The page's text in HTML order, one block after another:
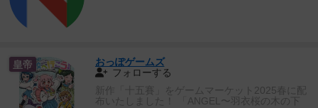
皇帝
おっぽゲームズ
フォローする
新作「十五賽」をゲームマーケット2025春に配
布いたしました！ 「ANGEL〜羽衣桜の木の下